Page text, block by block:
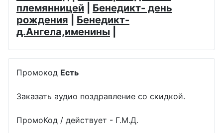
племянницей
Бенедикт- день
рождения
Бенедикт-
д.Ангела,именины
Промокод Есть
Заказать аудио поздравление со скидкой.
ПромоКод / действует - Г.М.Д.